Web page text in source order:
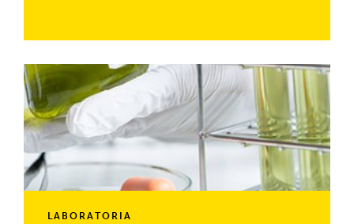
zrobić katapultę czy stworzyć niesamowitą maszynę. Myśl
nieszablonowo, bez instrukcji, bez presji czasu.
LABORATORIA